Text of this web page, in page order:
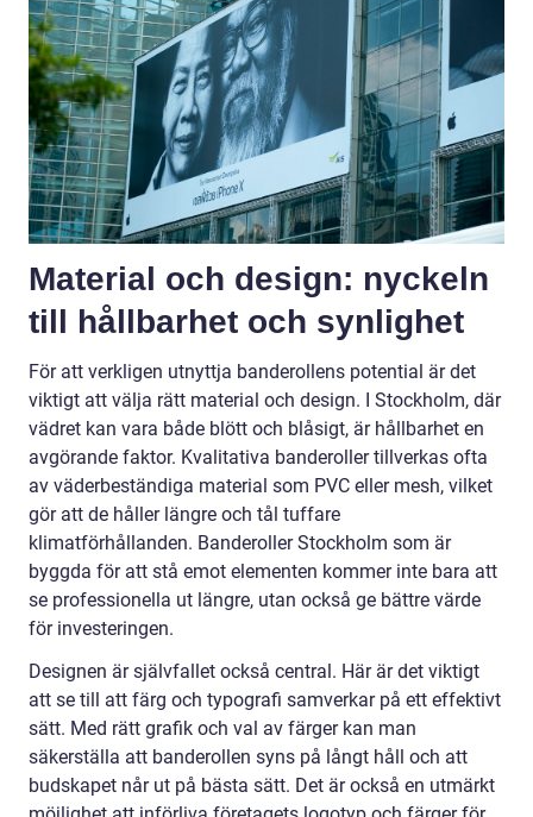
Material och design: nyckeln
till hållbarhet och synlighet
För att verkligen utnyttja banderollens potential är det
viktigt att välja rätt material och design. I Stockholm, där
vädret kan vara både blött och blåsigt, är hållbarhet en
avgörande faktor. Kvalitativa banderoller tillverkas ofta
av väderbeständiga material som PVC eller mesh, vilket
gör att de håller längre och tål tuffare
klimatförhållanden. Banderoller Stockholm som är
byggda för att stå emot elementen kommer inte bara att
se professionella ut längre, utan också ge bättre värde
för investeringen.
Designen är självfallet också central. Här är det viktigt
att se till att färg och typografi samverkar på ett effektivt
sätt. Med rätt grafik och val av färger kan man
säkerställa att banderollen syns på långt håll och att
budskapet når ut på bästa sätt. Det är också en utmärkt